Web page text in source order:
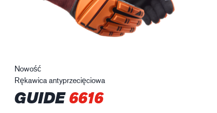
Nowość
Rękawica antyprzecięciowa
GUIDE6616